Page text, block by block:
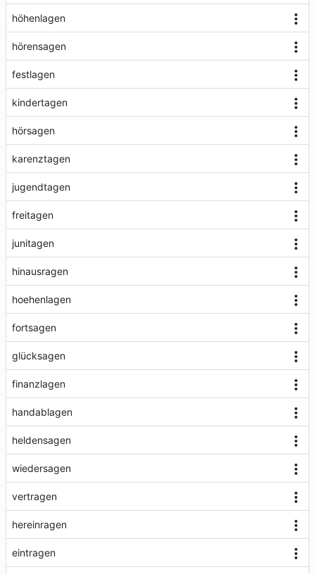
höhenlagen
hörensagen
festlagen
kindertagen
hörsagen
karenztagen
jugendtagen
freitagen
junitagen
hinausragen
hoehenlagen
fortsagen
glücksagen
finanzlagen
handablagen
heldensagen
wiedersagen
vertragen
hereinragen
eintragen